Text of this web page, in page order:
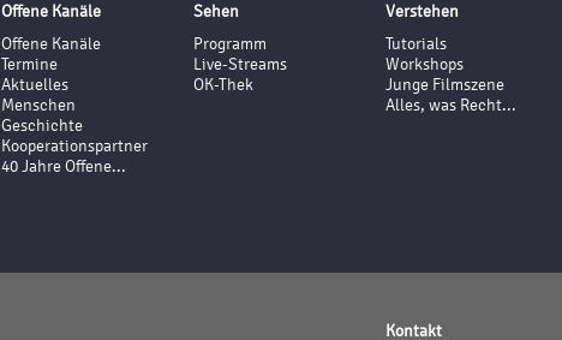
Offene Kanäle
Offene Kanäle
Termine
Aktuelles
Menschen
Geschichte
Kooperationspartner
40 Jahre Offene...
Sehen
Programm
Live-Streams
OK-Thek
Verstehen
Tutorials
Workshops
Junge Filmszene
Alles, was Recht...
Kontakt